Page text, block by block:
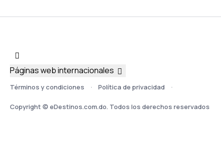
Términos y condiciones Política de privacidad
Copyright © eDestinos.com.do. Todos los derechos reservados
Páginas web internacionales